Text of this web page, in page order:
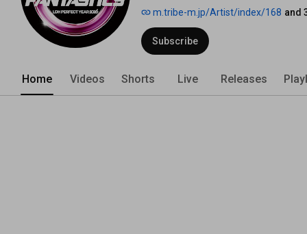
m.tribe-m.jp/Artist/index/168 and
Subscribe
Home Videos Shorts Live Releases